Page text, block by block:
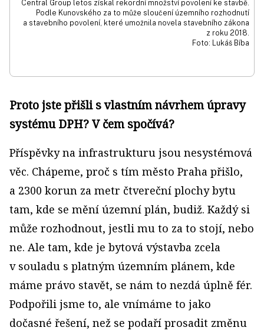
Central Group letos získal rekordní množství povolení ke stavbě.
Podle Kunovského za to může sloučení územního rozhodnutí
a stavebního povolení, které umožnila novela stavebního zákona
z roku 2018.
Foto: Lukáš Bíba
Proto jste přišli s vlastním návrhem úpravy
systému DPH? V čem spočívá?
Příspěvky na infrastrukturu jsou nesystémová
věc. Chápeme, proč s tím město Praha přišlo,
a 2300 korun za metr čtvereční plochy bytu
tam, kde se mění územní plán, budiž. Každý si
může rozhodnout, jestli mu to za to stojí, nebo
ne. Ale tam, kde je bytová výstavba zcela
v souladu s platným územním plánem, kde
máme právo stavět, se nám to nezdá úplně fér.
Podpořili jsme to, ale vnímáme to jako
dočasné řešení, než se podaří prosadit změnu